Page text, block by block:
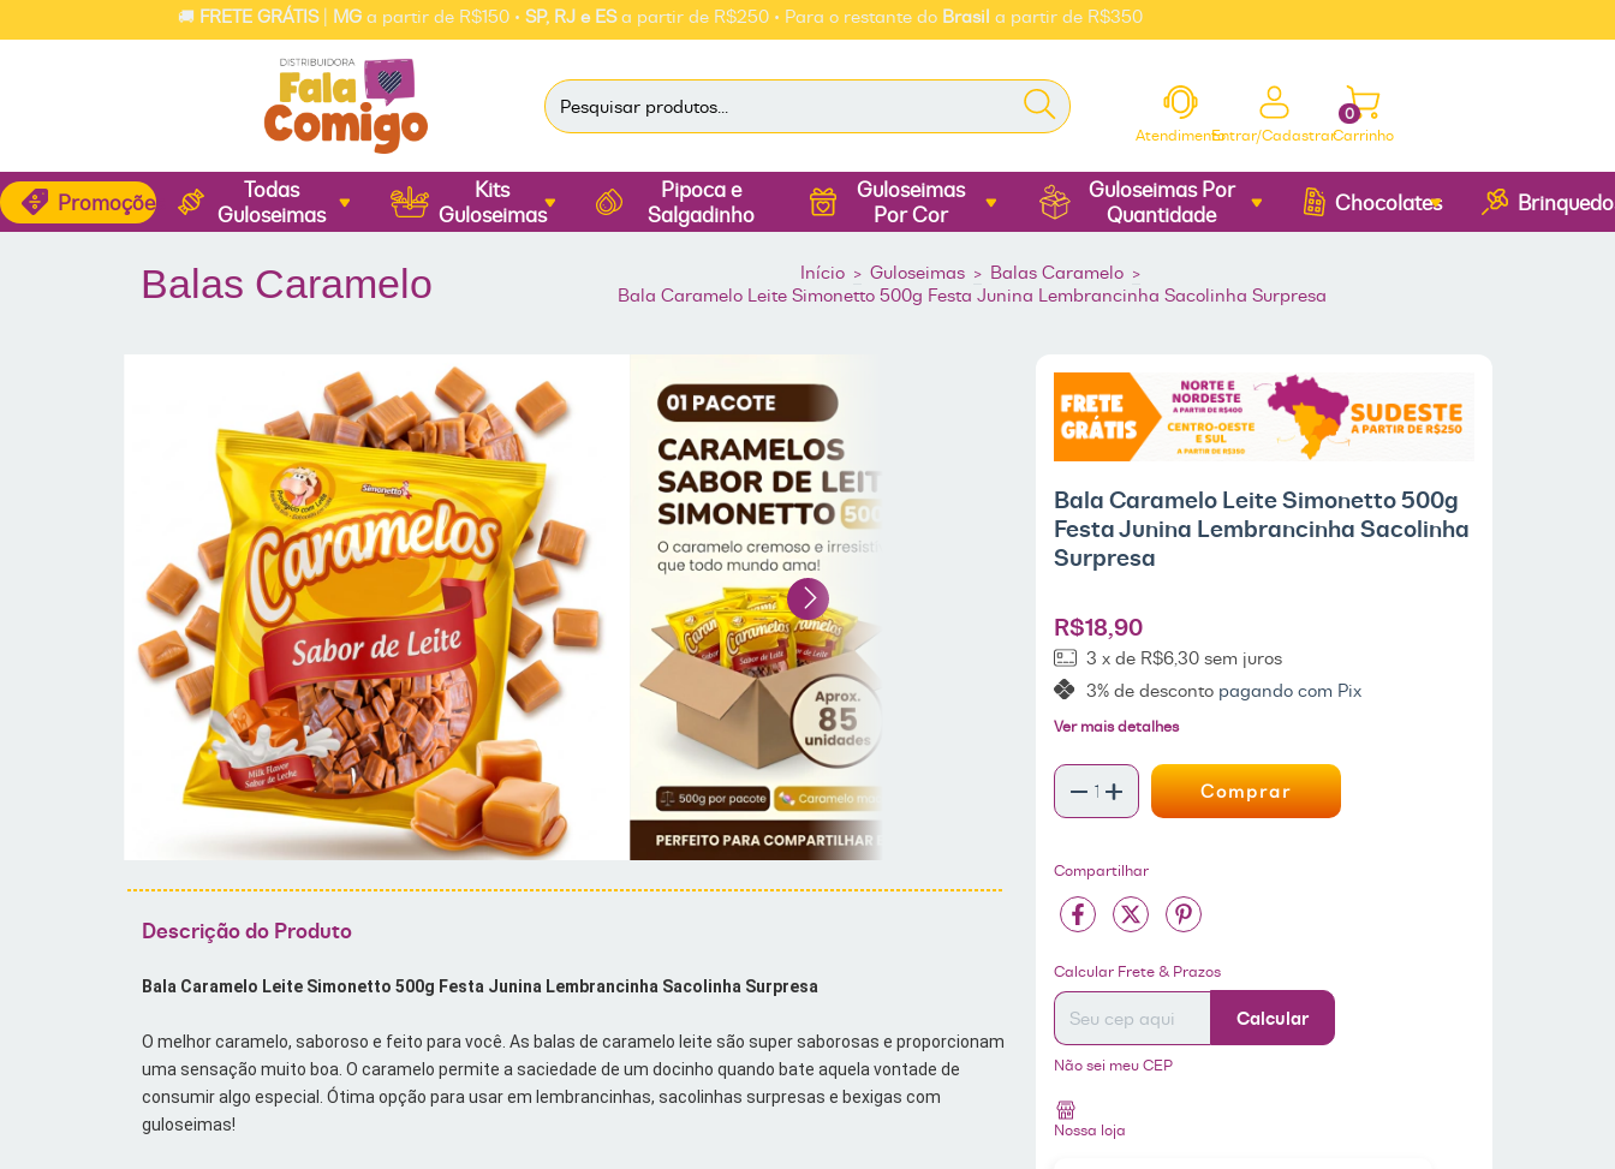
FRETE GRÁTIS |MGa partir de R$150 •SP, RJ e ES a partir de R$250 • Para o restante doBrasila partir de R$350
AtendimentoEntrar/CadastrarCarrinho
0
Promoções
Todas
Guloseimas
Kits
Guloseimas
Pipoca e
Salgadinho
Guloseimas
Por Cor
Guloseimas Por
Quantidade
Chocolates
Balas Caramelo Início > Guloseimas > Balas Caramelo >
Bala Caramelo Leite Simonetto 500g Festa Junina Lembrancinha Sacolinha Surpresa
Descrição do Produto
Bala Caramelo Leite Simonetto 500g Festa Junina Lembrancinha Sacolinha Surpresa
O melhor caramelo, saboroso e feito para você. As balas de caramelo leite são super saborosas e proporcionam
uma sensação muito boa. O caramelo permite a saciedade de um docinho quando bate aquela vontade de
consumir algo especial. Ótima opção para usar em lembrancinhas, sacolinhas surpresas e bexigas com
guloseimas!
Bala Caramelo Leite Simonetto 500g
Festa Junina Lembrancinha Sacolinha
Surpresa
R$18,90
3 x de R$6,30 sem juros
3% de descontopagando com Pix
Ver mais detalhes
Compartilhar
Entregas para o CEP:
Calcular Frete & Prazos
Calcular
Não sei meu CEP
Nossa loja